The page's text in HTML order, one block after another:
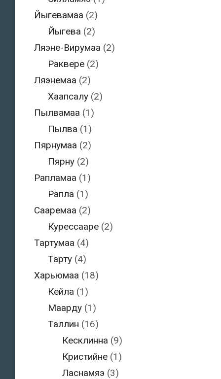
Йыгевамаа (2)
Йыгева (2)
Ляэне-Вирумаа (2)
Раквере (2)
Ляэнемаа (2)
Хаапсалу (2)
Пылвамаа (1)
Пылва (1)
Пярнумаа (2)
Пярну (2)
Рапламаа (1)
Рапла (1)
Сааремаа (2)
Курессааре (2)
Тартумаа (4)
Тарту (4)
Харьюмаа (18)
Кейла (1)
Маарду (1)
Таллин (16)
Кесклинна (9)
Кристийне(1)
Ласнамяэ (3)